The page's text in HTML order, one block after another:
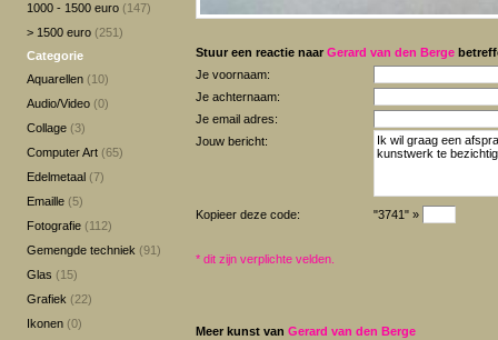
1000 - 1500 euro (147)
> 1500 euro (251)
Categorie
Aquarellen (10)
Audio/Video (0)
Collage (3)
Computer Art (65)
Edelmetaal (7)
Emaille (5)
Fotografie (112)
Gemengde techniek (91)
Glas (15)
Grafiek (22)
Ikonen (0)
Stuur een reactie naar Gerard van den Berge
Je voornaam:
Je achternaam:
Je email adres:
Jouw bericht:
Kopieer deze code: "3741" »
* dit zijn verplichte velden.
Meer kunst van Gerard van den Berge